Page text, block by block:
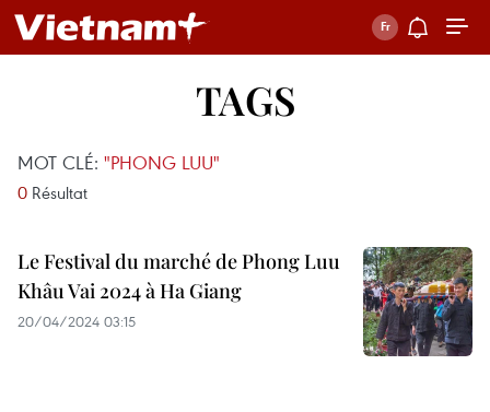
TAGS
MOT CLÉ: "PHONG LUU"
0 Résultat
Le Festival du marché de Phong Luu
Khâu Vai 2024 à Ha Giang
20/04/2024 03:15